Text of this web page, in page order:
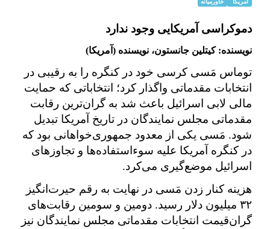
امریکا خاورمیانه
دموکراسی آمریکایی وجود ندارد
نویسنده: کیتلین جانستون، نویسنده (آمریکا)
توماس مَسی کرسی خود در کنگره را به رقیبی در
انتخابات مقدماتی واگذار کرد؛ انتخاباتی که حمایت
مالی لابی اسرائیل باعث شد به گران‌ترین رقابت
مقدماتی مجلس نمایندگان در تاریخ آمریکا تبدیل
شود. مَسی یکی از معدود جمهوری‌خواهانی بود که
در کنگره آمریکا علیه سوءاستفاده‌ها و تجاوزهای
اسرائیل موضع‌گیری می‌کرد.
هزینه کنار زدن مَسی در نهایت به رقم حیرت‌انگیز
۳۲ میلیون دلار رسید. دومین و سومین رقابت‌های
گران‌قیمت انتخابات مقدماتی مجلس نمایندگان نیز